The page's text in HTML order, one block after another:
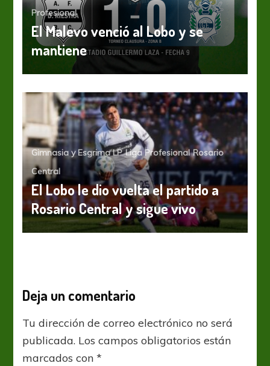
Profesional
El Malevo venció al Lobo y se
mantiene
Gimnasia y Esgrima LP Liga Profesional Rosario
Central
El Lobo le dio vuelta el partido a
Rosario Central y sigue vivo
Deja un comentario
Tu dirección de correo electrónico no será
publicada. Los campos obligatorios están
marcados con*